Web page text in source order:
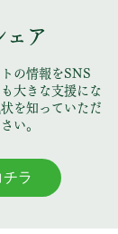
ェア
の情報をSNS
大きな支援にな
を知っていただ
い。
ラ